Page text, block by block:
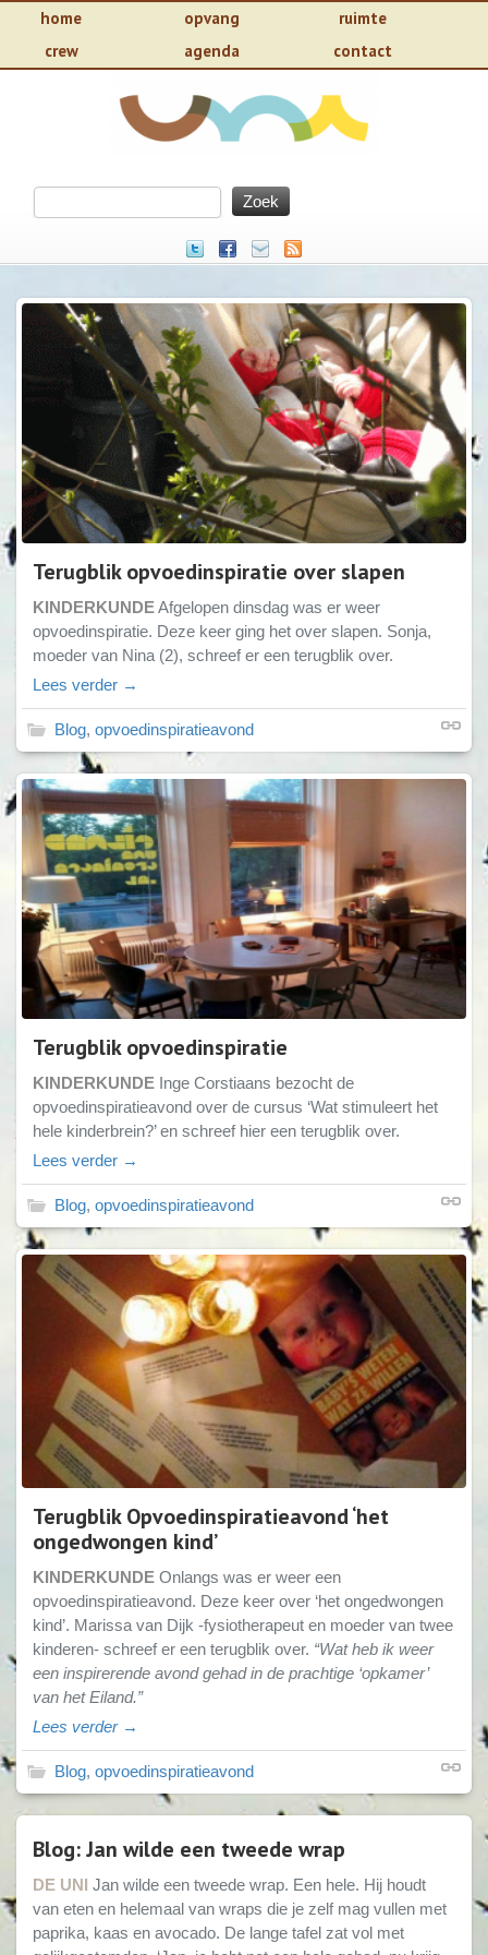
home opvang
ruimte
crew
agenda contact
Terugblik opvoedinspiratie over slapen
KINDERKUNDEAfgelopen dinsdag was er weer
opvoedinspiratie. Deze keer ging het over slapen. Sonja,
moeder van Nina (2), schreef er een terugblik over.
Lees verder →
Blog, opvoedinspiratieavond
Terugblik opvoedinspiratie
KINDERKUNDE Inge Corstiaans bezocht de
opvoedinspiratieavond over de cursus ‘Wat stimuleert het
hele kinderbrein?’ en schreef hier een terugblik over.
Lees verder →
Blog, opvoedinspiratieavond
Terugblik Opvoedinspiratieavond ‘het
ongedwongen kind’
KINDERKUNDEOnlangs was er weer een
opvoedinspiratieavond. Deze keer over ‘het ongedwongen
kind’. Marissa van Dijk -fysiotherapeut en moeder van twee
kinderen- schreef er een terugblik over. “Wat heb ik weer
een inspirerende avond gehad in de prachtige ‘opkamer’
van het Eiland.”
Lees verder →
Blog, opvoedinspiratieavond
Blog: Jan wilde een tweede wrap
DE UNI Jan wilde een tweede wrap. Een hele. Hij houdt
van eten en helemaal van wraps die je zelf mag vullen met
paprika, kaas en avocado. De lange tafel zat vol met